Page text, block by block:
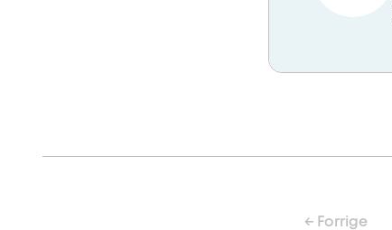
← Forrige